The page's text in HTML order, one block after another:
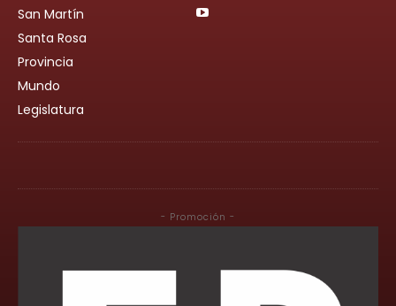
San Martín
Santa Rosa
Provincia
Mundo
Legislatura
- Promoción -